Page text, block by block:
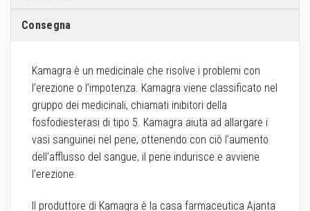
Consegna
Kamagra è un medicinale che risolve i problemi con
l’erezione o l’impotenza. Kamagra viene classificato nel
gruppo dei medicinali, chiamati inibitori della
fosfodiesterasi di tipo 5. Kamagra aiuta ad allargare i
vasi sanguinei nel pene, ottenendo con ciò l’aumento
dell’afflusso del sangue, il pene indurisce e avviene
l’erezione.
Il produttore di Kamagra è la casa farmaceutica Ajanta